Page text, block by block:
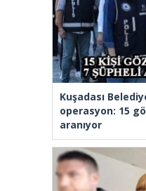
Kuşadası
operasyon: 15
aranıyor